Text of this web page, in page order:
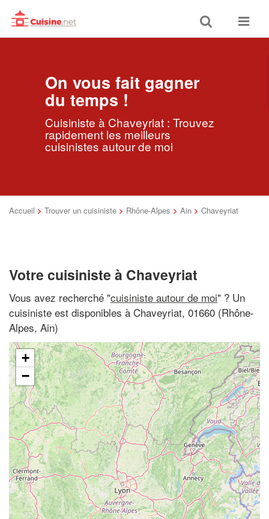
Toggle
search
Toggle
On vous fait gagner
du temps !
Cuisiniste à Chaveyriat : Trouvez
rapidement les meilleurs
cuisinistes autour de moi
Accueil > Trouver un cuisiniste > Rhône-Alpes > Ain > Chaveyriat
Votre cuisiniste à Chaveyriat
Vous avez recherché "cuisiniste autour de moi" ? Un
cuisiniste est disponibles à Chaveyriat, 01660 (Rhône-
Alpes, Ain)
+
−